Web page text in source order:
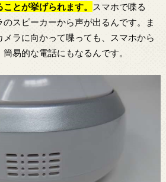
とが挙げられます。
スマホで喋る
スピーカーから声が出るんです。ま
ラに向かって喋っても、スマホから
易的な電話にもなるんです。